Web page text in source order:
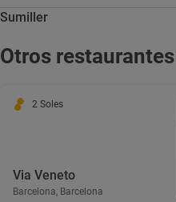
Sumiller
Otros
2 Soles
Via Veneto
Barcelona, Barcelona